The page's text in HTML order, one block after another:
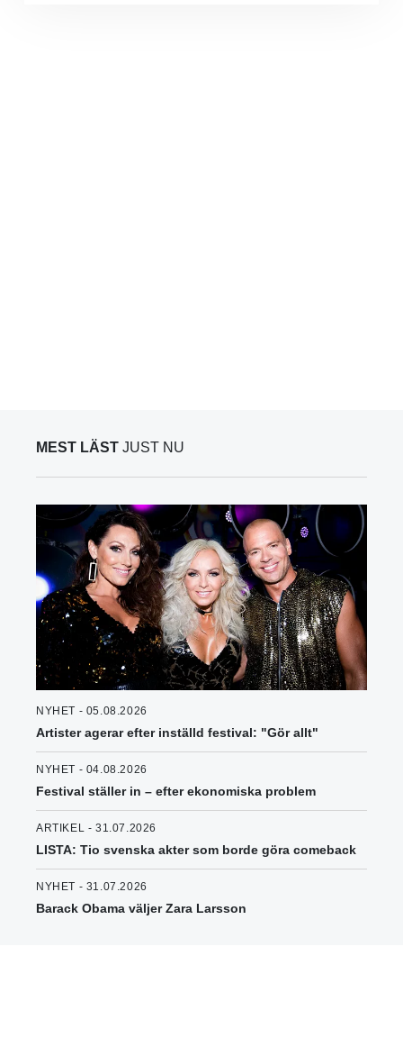
MEST LÄST JUST NU
NYHET - 05.08.2026
Artister agerar efter inställd festival: "Gör allt"
NYHET - 04.08.2026
Festival ställer in – efter ekonomiska problem
ARTIKEL - 31.07.2026
LISTA: Tio svenska akter som borde göra comeback
NYHET - 31.07.2026
Barack Obama väljer Zara Larsson